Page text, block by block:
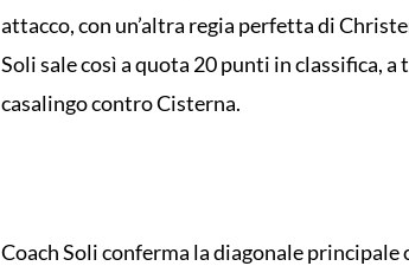
attacco, con un’altra regia perfetta di
Soli sale così a quota 20 punti in classifica,
casalingo contro Cisterna.
Coach Soli conferma la diagonale